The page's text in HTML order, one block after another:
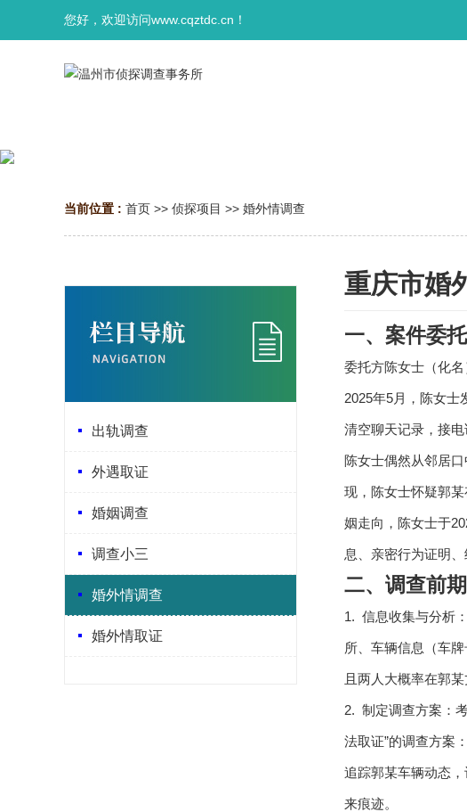
您好，欢迎访问www.cqztdc.cn！
当前位置 : 首页 >> 侦探项目 >> 婚外情调查
出轨调查
外遇取证
婚姻调查
调查小三
婚外情调查
婚外情取证
重庆市婚
一、案件委
委托方陈女士（化
2025年5月，陈女士
清空聊天记录，接
陈女士偶然从邻居
现，陈女士怀疑郭
姻走向，陈女士于
息、亲密行为证明
二、调查前
1. 信息收集与分析
所、车辆信息（车
且两人大概率在郭
2. 制定调查方案：
法取证”的调查方案
追踪郭某车辆动态
来痕迹。